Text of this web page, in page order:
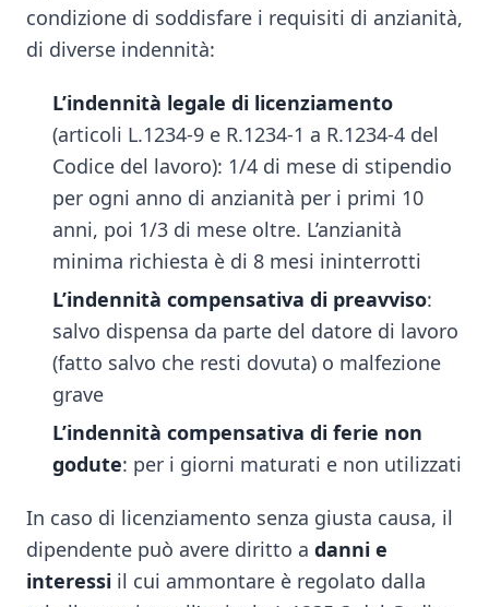
condizione di soddisfare i requisiti di anzianità,
di diverse indennità:
L’indennità legale di licenziamento
(articoli L.1234-9 e R.1234-1 a R.1234-4 del
Codice del lavoro): 1/4 di mese di stipendio
per ogni anno di anzianità per i primi 10
anni, poi 1/3 di mese oltre. L’anzianità
minima richiesta è di 8 mesi ininterrotti
L’indennità compensativa di preavviso:
salvo dispensa da parte del datore di lavoro
(fatto salvo che resti dovuta) o malfezione
grave
L’indennità compensativa di ferie non
godute: per i giorni maturati e non utilizzati
In caso di licenziamento senza giusta causa, il
dipendente può avere diritto a danni e
interessi il cui ammontare è regolato dalla